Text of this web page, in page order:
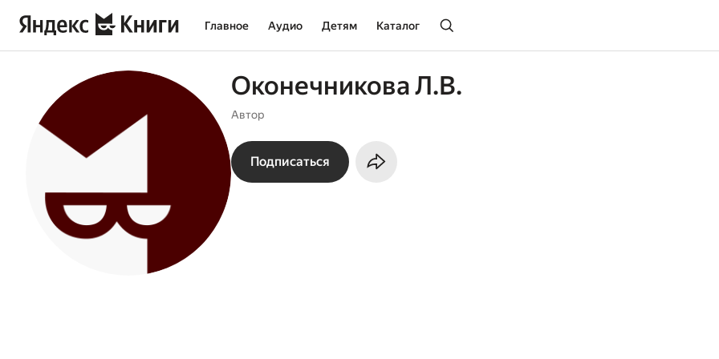
Главное Аудио Детям Каталог
Оконечникова Л.В.
Автор
Подписаться